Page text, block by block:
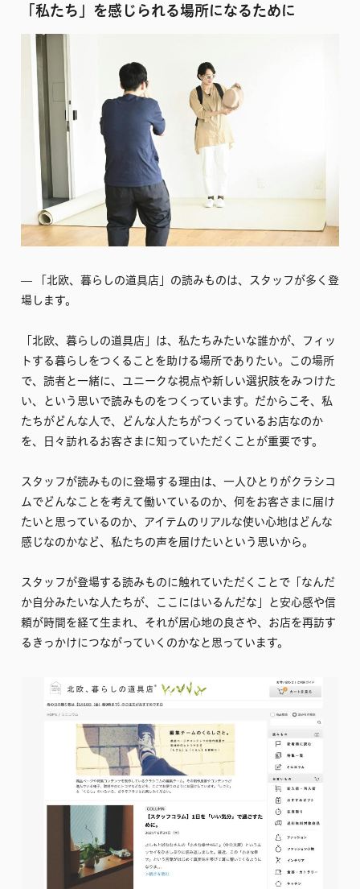
「私たち」を感じられる場所になるために
–– 「北欧、暮らしの道具店」の読みものは、スタッフが多く登
場します。
「北欧、暮らしの道具店」は、私たちみたいな誰かが、フィッ
トする暮らしをつくることを助ける場所でありたい。この場所
で、読者と一緒に、ユニークな視点や新しい選択肢をみつけた
い、という思いで読みものをつくっています。だからこそ、私
たちがどんな人で、どんな人たちがつくっているお店なのか
を、日々訪れるお客さまに知っていただくことが重要です。
スタッフが読みものに登場する理由は、一人ひとりがクラシコ
ムでどんなことを考えて働いているのか、何をお客さまに届け
たいと思っているのか、アイテムのリアルな使い心地はどんな
感じなのかなど、私たちの声を届けたいという思いから。
スタッフが登場する読みものに触れていただくことで「なんだ
か自分みたいな人たちが、ここにはいるんだな」と安心感や信
頼が時間を経て生まれ、それが居心地の良さや、お店を再訪す
るきっかけにつながっていくのかなと思っています。